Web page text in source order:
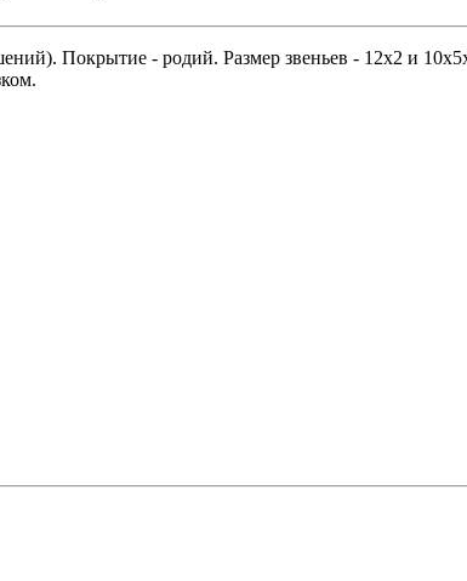
Покрытие - родий. Размер звеньев - 12x2 и